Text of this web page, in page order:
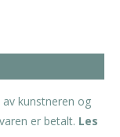
kunstneren og
er betalt. Les